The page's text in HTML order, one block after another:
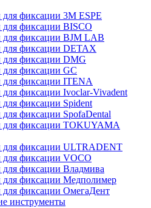
фиксации 3M ESPE
фиксации BISCO
фиксации BJM LAB
фиксации DETAX
фиксации DMG
фиксации GC
фиксации ITENA
фиксации Ivoclar-Vivadent
фиксации Spident
фиксации SpofaDental
для фиксации TOKUYAMA
фиксации ULTRADENT
фиксации VOCO
фиксации Владмива
фиксации Медполимер
фиксации ОмегаДент
инструменты